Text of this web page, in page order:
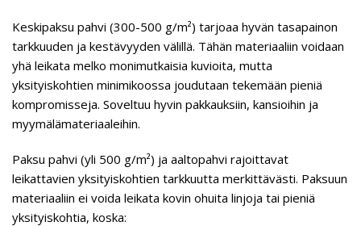
Keskipaksu pahvi (300-500 g/m²) tarjoaa hyvän tasapainon
tarkkuuden ja kestävyyden välillä. Tähän materiaaliin voidaan
yhä leikata melko monimutkaisia kuvioita, mutta
yksityiskohtien minimikoossa joudutaan tekemään pieniä
kompromisseja. Soveltuu hyvin pakkauksiin, kansioihin ja
myymälämateriaaleihin.
Paksu pahvi (yli 500 g/m²) ja aaltopahvi rajoittavat
leikattavien yksityiskohtien tarkkuutta merkittävästi. Paksuun
materiaaliin ei voida leikata kovin ohuita linjoja tai pieniä
yksityiskohtia, koska: